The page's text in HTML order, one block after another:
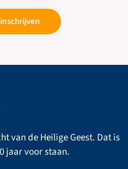
van de Heilige Geest. Dat is
jaar voor staan.